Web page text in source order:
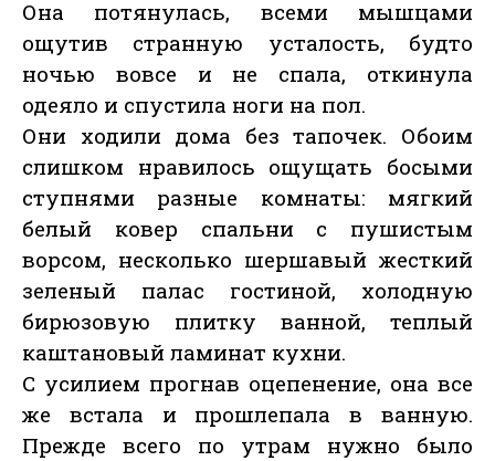
Она потянулась, всеми мышцами
ощутив странную усталость, будто
ночью вовсе и не спала, откинула
одеяло и спустила ноги на пол.
Они ходили дома без тапочек. Обоим
слишком нравилось ощущать босыми
ступнями разные комнаты: мягкий
белый ковер спальни с пушистым
ворсом, несколько шершавый жесткий
зеленый палас гостиной, холодную
бирюзовую плитку ванной, теплый
каштановый ламинат кухни.
С усилием прогнав оцепенение, она все
же встала и прошлепала в ванную.
Прежде всего по утрам нужно было